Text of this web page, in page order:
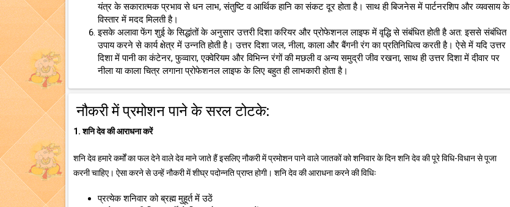
यंत्र के सकारात्मक प्रभाव से धन लाभ, संतुष्टि व आर्थिक हानि का संकट दूर होता है। साथ ही बिजनेस में पार्टनरशिप और व्यवसाय के
विस्तार में मदद मिलती है।
इसके अलावा फेंग शुई के सिद्धांतों के अनुसार उत्तरी दिशा करियर और प्रोफेशनल लाइफ में वृद्धि से संबंधित होती है अत: इससे संबंधित
उपाय करने से कार्य क्षेत्र में उन्नति होती है। उत्तर दिशा जल, नीला, काला और बैंगनी रंग का प्रतिनिधित्व करती है। ऐसे में यदि उत्तर
दिशा में पानी का कंटेनर, फुव्वारा, एक्वेरियम और विभिन्न रंगों की मछली व अन्य समुद्री जीव रखना, साथ ही उत्तर दिशा में दीवार पर
नीला या काला चित्र लगाना प्रोफेशनल लाइफ के लिए बहुत ही लाभकारी होता है।
नौकरी में प्रमोशन पाने के सरल टोटके:
1. शनि देव की आराधना करें
शनि देव हमारे कर्मों का फल देने वाले देव माने जाते हैं इसलिए नौकरी में प्रमोशन पाने वाले जातकों को शनिवार के दिन शनि देव की पूरे विधि-विधान से पूजा
करनी चाहिए। ऐसा करने से उन्हें नौकरी में शीघ्र पदोन्नति प्राप्त होगी। शनि देव की आराधना करने की विधिः
प्रत्येक शनिवार को ब्रह्म मुहूर्त में उठें